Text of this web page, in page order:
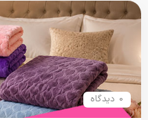
0 دیدگاه